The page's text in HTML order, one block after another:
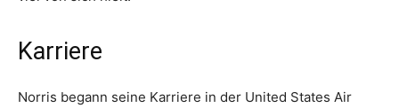
Karriere
Norris begann seine Karriere in der United States Air